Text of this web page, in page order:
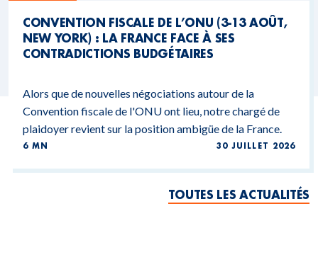
CONVENTION FISCALE DE L’ONU (3-13 AOÛT,
NEW YORK) : LA FRANCE FACE À SES
CONTRADICTIONS BUDGÉTAIRES
Alors que de nouvelles négociations autour de la
Convention fiscale de l'ONU ont lieu, notre chargé de
plaidoyer revient sur la position ambigüe de la France.
6 MN 30 JUILLET 2026
TOUTES LES ACTUALITÉS